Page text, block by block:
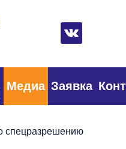
Медиа Заявка
спецразрешению